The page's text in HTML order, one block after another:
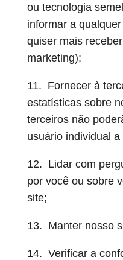
ou tecnologia
informar a
quiser mais
marketing);
11. Fornecer à
estatísticas sobre
terceiros não
usuário individual
12. Lidar com
por você ou sobre
site;
13. Manter nosso
14. Verificar a